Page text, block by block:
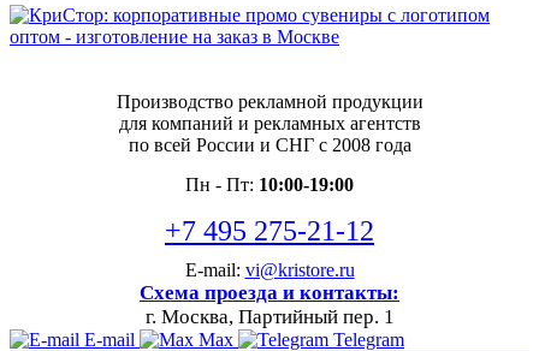
Производство рекламной продукции
для компаний и рекламных агентств
по всей России и СНГ с 2008 года
Пн - Пт: 10:00-19:00
+7 495 275-21-12
E-mail: vi@kristore.ru
Схема проезда и контакты:
г. Москва, Партийный пер. 1
E-mail Max Telegram